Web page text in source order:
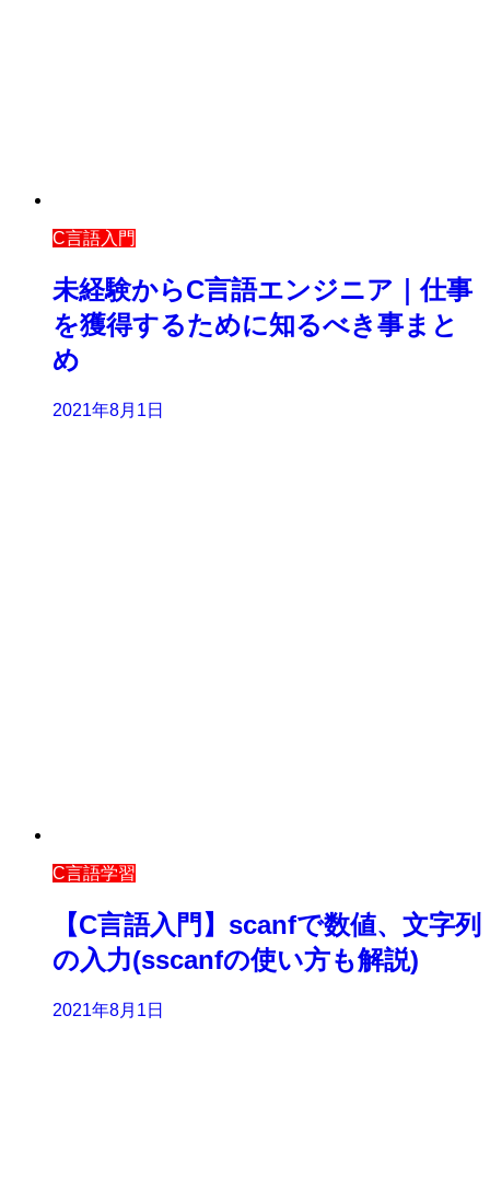
C言語入門
未経験からC言語エンジニア｜仕事
を獲得するために知るべき事まと
め
2021年8月1日
C言語学習
【C言語入門】scanfで数値、文字列
の入力(sscanfの使い方も解説)
2021年8月1日